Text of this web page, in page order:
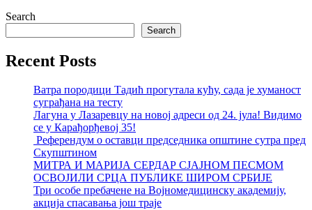
Search
Search
Recent Posts
Ватра породици Тадић прогутала кућу, сада је хуманост
суграђана на тесту
Лагуна у Лазаревцу на новој адреси од 24. јула! Видимо
се у Карађорђевој 35!
Референдум о оставци председника општине сутра пред
Скупштином
МИТРА И МАРИЈА СЕРДАР СЈАЈНОМ ПЕСМОМ
ОСВОЈИЛИ СРЦА ПУБЛИКЕ ШИРОМ СРБИЈЕ
Три особе пребачене на Војномедицинску академију,
акција спасавања још траје